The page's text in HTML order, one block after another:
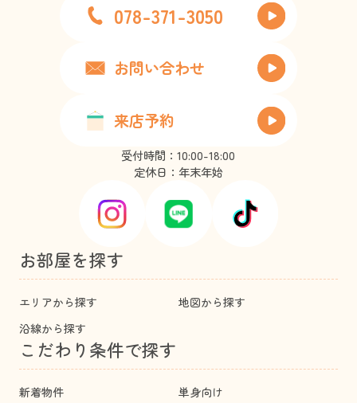
078-371-3050
お問い合わせ
来店予約
受付時間：10:00-18:00
定休日：年末年始
お部屋を探す
エリアから探す
地図から探す
沿線から探す
こだわり条件で探す
新着物件 単身向け